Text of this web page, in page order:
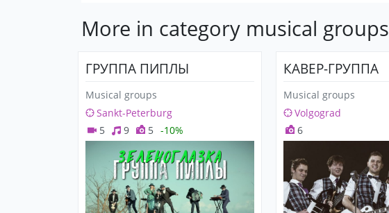
More in category musical groups
ГРУППА ПИПЛЫ
Musical groups
Sankt-Peterburg
5
9 5 -10%
КАВЕР-ГРУППА
Musical groups
Volgograd
6